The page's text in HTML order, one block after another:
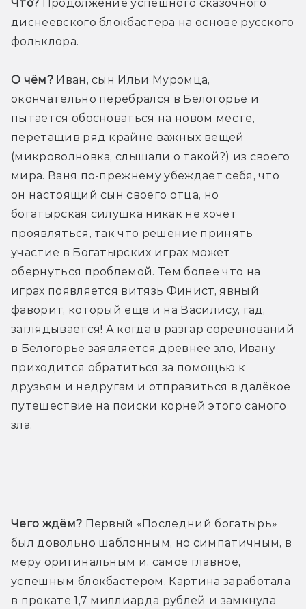
Что? Продолжение успешного сказочного
диснеевского блокбастера на основе русского
фольклора.
О чём? Иван, сын Ильи Муромца,
окончательно перебрался в Белогорье и
пытается обосноваться на новом месте,
перетащив ряд крайне важных вещей
(микроволновка, слышали о такой?) из своего
мира. Ваня по-прежнему убеждает себя, что
он настоящий сын своего отца, но
богатырская силушка никак не хочет
проявляться, так что решение принять
участие в Богатырских играх может
обернуться проблемой. Тем более что на
играх появляется витязь Финист, явный
фаворит, который ещё и на Василису, гад,
заглядывается! А когда в разгар соревнований
в Белогорье заявляется древнее зло, Ивану
приходится обратиться за помощью к
друзьям и недругам и отправиться в далёкое
путешествие на поиски корней этого самого
зла.
Чего ждём? Первый «Последний богатырь»
был довольно шаблонным, но симпатичным, в
меру оригинальным и, самое главное,
успешным блокбастером. Картина заработала
в прокате 1,7 миллиарда рублей и замкнула